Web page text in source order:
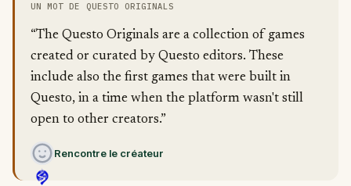
UN MOT DE QUESTO ORIGINALS
“The Questo Originals are a collection of games
created or curated by Questo editors. These
include also the first games that were built in
Questo, in a time when the platform wasn't still
open to other creators.”
Rencontre le créateur